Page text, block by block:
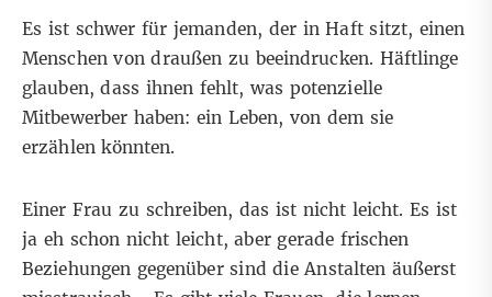
Es ist schwer für jemanden, der in Haft sitzt, einen
Menschen von draußen zu beeindrucken. Häftlinge
glauben, dass ihnen fehlt, was potenzielle
Mitbewerber haben: ein Leben, von dem sie
erzählen könnten.
Einer Frau zu schreiben, das ist nicht leicht. Es ist
ja eh schon nicht leicht, aber gerade frischen
Beziehungen gegenüber sind die Anstalten äußerst